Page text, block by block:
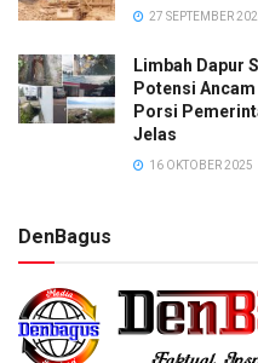
27 SEPTEMBER
Limbah Dapur
Potensi
Porsi
Jelas
16 OKTOBER 2025
DenBagus